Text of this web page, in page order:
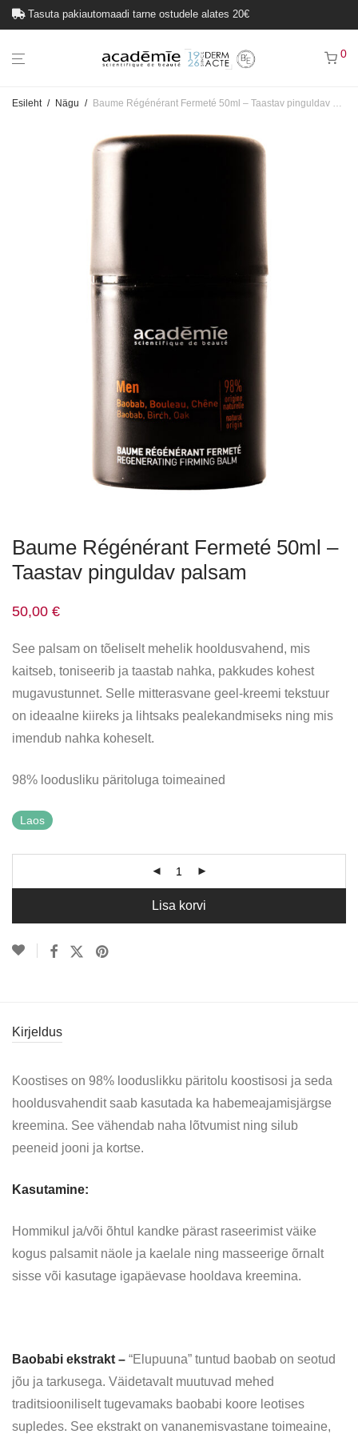
Tasuta pakiautomaadi tarne ostudele alates 20€
0
Esileht / Nägu / Baume Régénérant Fermeté 50ml – Taastav pinguldav palsam
Baume Régénérant Fermeté 50ml –
Taastav pinguldav palsam
50,00 €
See palsam on tõeliselt mehelik hooldusvahend, mis
kaitseb, toniseerib ja taastab nahka, pakkudes kohest
mugavustunnet. Selle mitterasvane geel-kreemi tekstuur
on ideaalne kiireks ja lihtsaks pealekandmiseks ning mis
imendub nahka koheselt.
98% loodusliku päritoluga toimeained
Laos
Lisa korvi
Kirjeldus
Koostises on 98% looduslikku päritolu koostisosi ja seda
hooldusvahendit saab kasutada ka habemeajamisjärgse
kreemina. See vähendab naha lõtvumist ning silub
peeneid jooni ja kortse.
Kasutamine:
Hommikul ja/või õhtul kandke pärast raseerimist väike
kogus palsamit näole ja kaelale ning masseerige õrnalt
sisse või kasutage igapäevase hooldava kreemina.
Baobabi ekstrakt – “Elupuuna” tuntud baobab on seotud
jõu ja tarkusega. Väidetavalt muutuvad mehed
traditsiooniliselt tugevamaks baobabi koore leotises
supledes. See ekstrakt on vananemisvastane toimeaine,